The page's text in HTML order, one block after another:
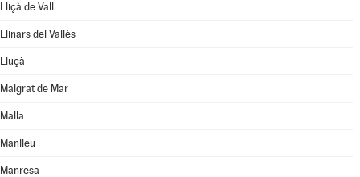
Lliçà de Vall
Llinars del Vallès
Lluçà
Malgrat de Mar
Malla
Manlleu
Manresa